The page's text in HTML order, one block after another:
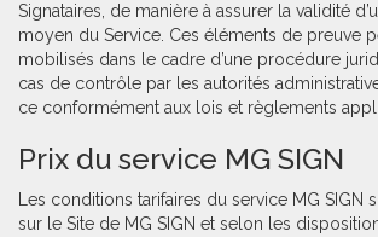
Signataires, de manière à assurer la validité
moyen du Service. Ces éléments de preuve
mobilisés dans le cadre d’une procédure
cas de contrôle par les autorités
ce conformément aux lois et règlements
Prix du service MG SIGN
Les conditions tarifaires du service MG SIGN
sur le Site de MG SIGN et selon les